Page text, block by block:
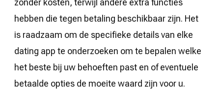
zonder kosten, terwijl andere extra functies
hebben die tegen betaling beschikbaar zijn. Het
is raadzaam om de specifieke details van elke
dating app te onderzoeken om te bepalen welke
het beste bij uw behoeften past en of eventuele
betaalde opties de moeite waard zijn voor u.